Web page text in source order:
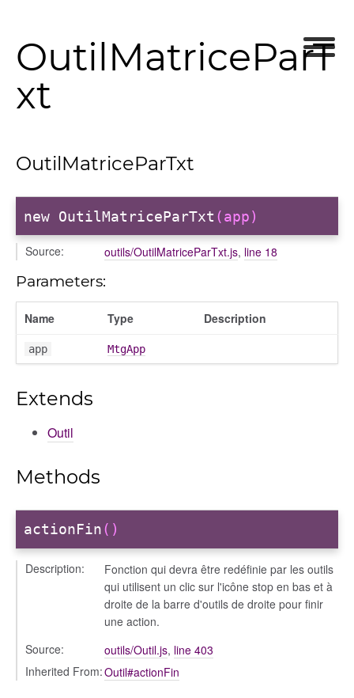
OutilMatriceParT
xt
OutilMatriceParTxt
new OutilMatriceParTxt (app)
Source: outils/OutilMatriceParTxt.js, line 18
Parameters:
Name Type Description
app MtgApp
Extends
Outil
Methods
actionFin()
Description:
Fonction qui devra être redéfinie par les outils
qui utilisent un clic sur l'icône stop en bas et à
droite de la barre d'outils de droite pour finir
une action.
Source:
outils/Outil.js, line 403
Inherited From:Outil#actionFin